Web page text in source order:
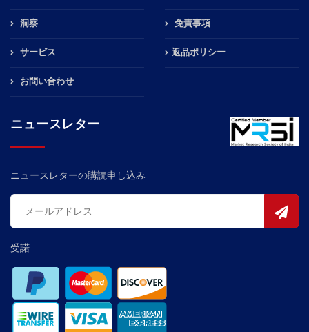
洞察
サービス
お問い合わせ
免責事項
返品ポリシー
ニュースレター
ニュースレターの購読申し込み
受諾